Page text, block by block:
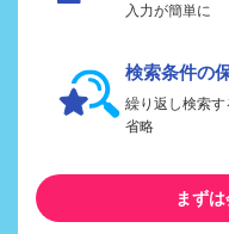
入力が簡単に
検索条件の
繰り返し検索
省略
まず